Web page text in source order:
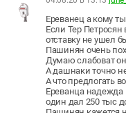
Ереванец а кому
Если Тер Петросян
отставку не ушел
Пашинян очень
Думаю слабоват
А дашнаки точно
А что предлогать
Ереванца надежда
один дал 250 тыс